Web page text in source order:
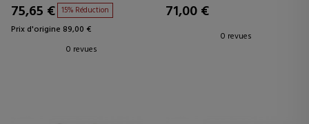
75,65 € 15% Réduction
Prix d'origine 89,00 €
0 revues
71,00 €
0 revues